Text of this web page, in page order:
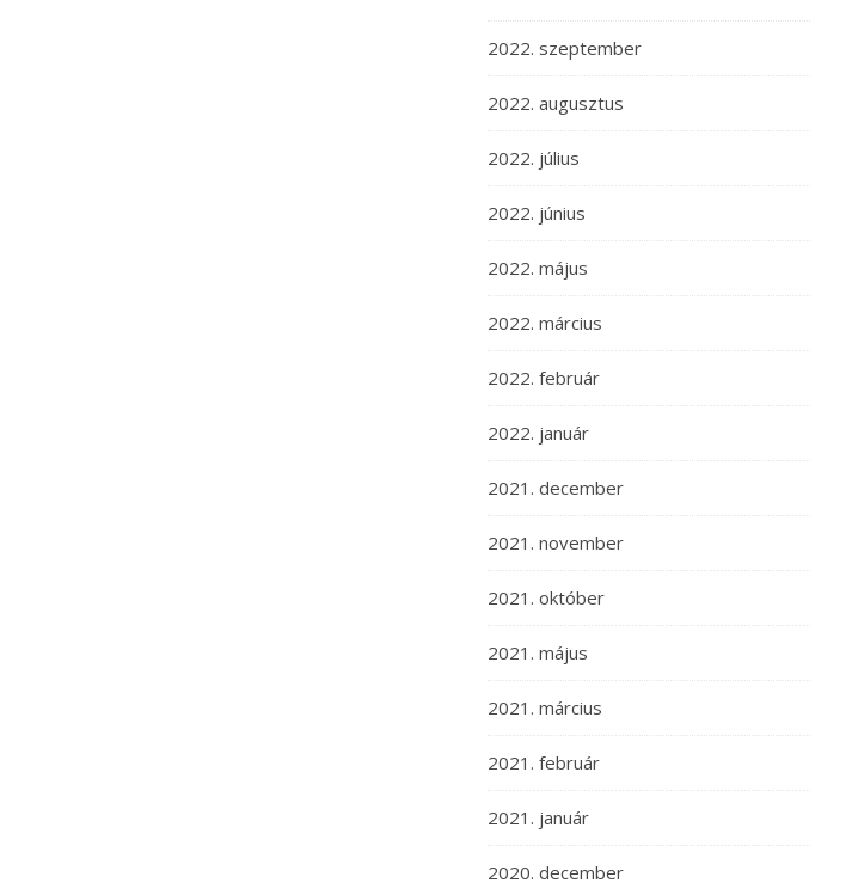
2022. szeptember
2022. augusztus
2022. július
2022. június
2022. május
2022. március
2022. február
2022. január
2021. december
2021. november
2021. október
2021. május
2021. március
2021. február
2021. január
2020. december